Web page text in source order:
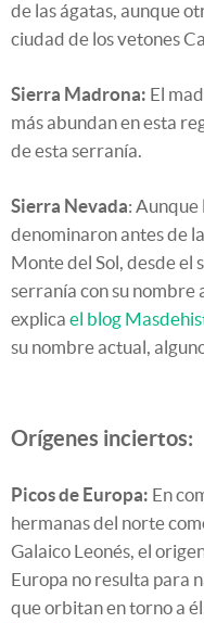
de las ágatas, aunque
ciudad de los vetones
Sierra Madrona: El
más abundan en esta
de esta serranía.
Sierra Nevada: Aunque
denominaron antes de
Monte del Sol, desde el
serranía con su nombre
explica el blog
su nombre actual,
Orígenes inciertos:
Picos de Europa: En
hermanas del norte
Galaico Leonés, el
Europa no resulta para
que orbitan en torno a